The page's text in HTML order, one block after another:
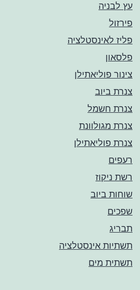
עץ לבניה
פירזול
פליז לאינסטלציה
פלסאון
צינור פוליאתילן
צנרת ביוב
צנרת חשמל
צנרת מגולוונת
צנרת פוליאתילן
רעפים
רשת ניקוז
שוחות ביוב
שפכים
תבריג
תשתיות אינסטלציה
תשתית מים